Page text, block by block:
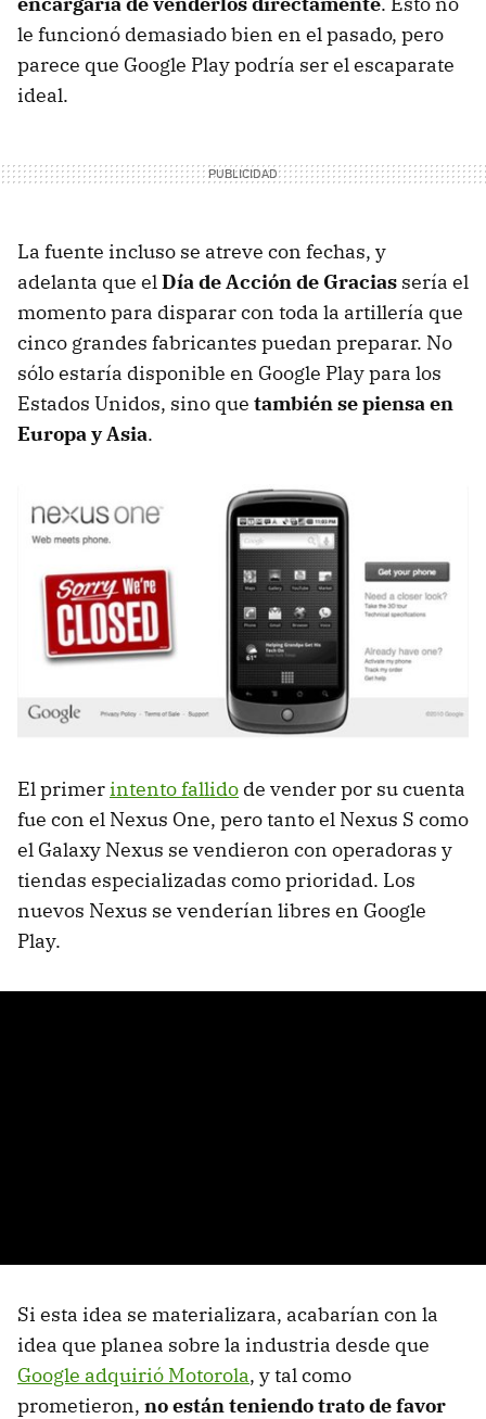
le funcionó demasiado bien en el pasado, pero
parece que Google Play podría ser el escaparate
ideal.
La fuente incluso se atreve con fechas, y
adelanta que elDía de Acción de Gracias sería el
momento para disparar con toda la artillería que
cinco grandes fabricantes puedan preparar. No
sólo estaría disponible en Google Play para los
Estados Unidos, sino que también se piensa en
Europa y Asia.
El primerintento fallido de vender por su cuenta
fue con el Nexus One, pero tanto el Nexus S como
el Galaxy Nexus se vendieron con operadoras y
tiendas especializadas como prioridad. Los
nuevos Nexus se venderían libres en Google
Play.
Si esta idea se materializara, acabarían con la
idea que planea sobre la industria desde que
Google adquirió Motorola, y tal como
prometieron, no están teniendo trato de favor